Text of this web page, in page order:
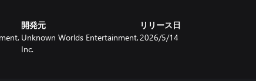
ポール」を操り、生命力あふれる色鮮やかなバイオームを駆け巡り
、危険な深淵へ挑むためには、探索の拠点となるベースの建築とカ
期アクセスの進展に合わせて、新たなツールや装備、乗り物、そし
開発元
Unknown Worlds Entertainment,
Inc.
リリース日
2026/5/14